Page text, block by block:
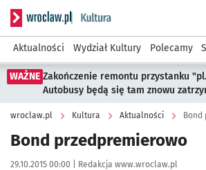
Serwis informacyjny wroclaw.pl
Aktualności Wydział Kultury Polecamy
WAŻNE Zakończenie remontu przystanku "pl.
Autobusy będą się tam znowu
wroclaw.pl Kultura Aktualności
Bond przedpremierowo
Data publikacji:
29.10.2015 00:00 | Autor:
Redakcja www.wroclaw.pl